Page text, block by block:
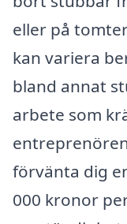
eller på
kan variera
bland annat
arbete som
förvänta dig
000 kronor